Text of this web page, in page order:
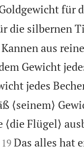
für
die silbernen
aus
Gewicht
jedes
⟨seinem⟩
Flügel⟩

19 Das alles hat